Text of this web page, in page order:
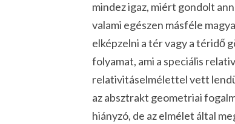
mindez igaz, miért gondolt
valami egészen másféle
elképzelni a tér vagy a téridő
folyamat, ami a speciális
relativitáselmélettel vett
az absztrakt geometriai
hiányzó, de az elmélet által